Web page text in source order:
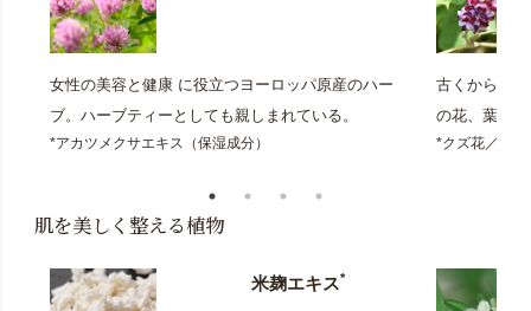
女性の美容と健康 に役立つヨーロッパ原産のハー
ブ。ハーブティーとしても親しまれている。
*アカツメクサエキス（保湿成分）
古くから日
の花、葉、
*クズ花／葉
肌を美しく整える植物
米麹エキス*